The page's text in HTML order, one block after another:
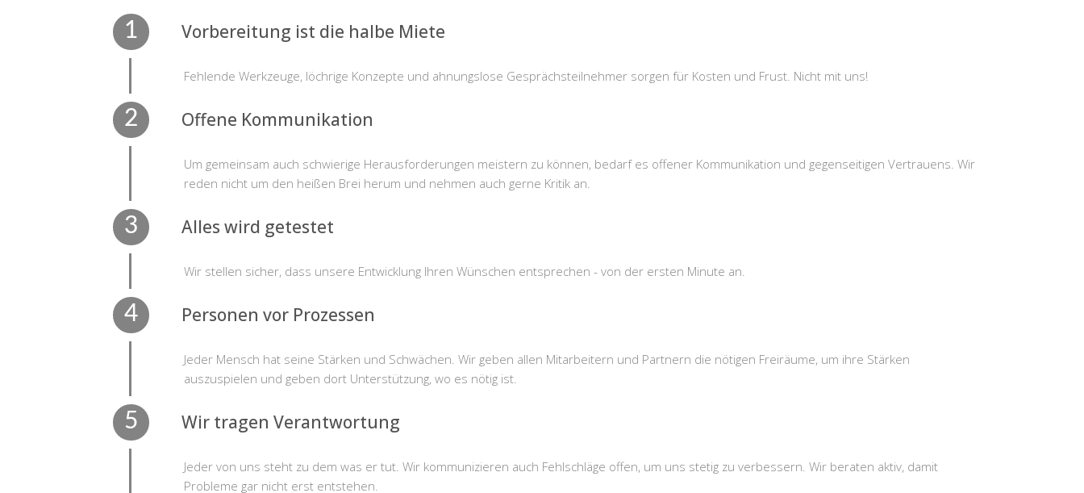
Vorbereitung ist die halbe Miete
Fehlende Werkzeuge, löchrige Konzepte und ahnungslose Gesprächsteilnehmer sorgen für Kosten und Frust. Nicht mit uns!
Offene Kommunikation
Um gemeinsam auch schwierige Herausforderungen meistern zu können, bedarf es offener Kommunikation und gegenseitigen Vertrauens. Wir
reden nicht um den heißen Brei herum und nehmen auch gerne Kritik an.
Alles wird getestet
Wir stellen sicher, dass unsere Entwicklung Ihren Wünschen entsprechen - von der ersten Minute an.
Personen vor Prozessen
Jeder Mensch hat seine Stärken und Schwächen. Wir geben allen Mitarbeitern und Partnern die nötigen Freiräume, um ihre Stärken
auszuspielen und geben dort Unterstützung, wo es nötig ist.
Wir tragen Verantwortung
Jeder von uns steht zu dem was er tut. Wir kommunizieren auch Fehlschläge offen, um uns stetig zu verbessern. Wir beraten aktiv, damit
Probleme gar nicht erst entstehen.